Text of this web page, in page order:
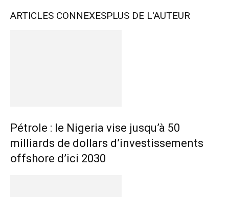
ARTICLES CONNEXESPLUS DE L'AUTEUR
Pétrole : le Nigeria vise jusqu’à 50
milliards de dollars d’investissements
offshore d’ici 2030